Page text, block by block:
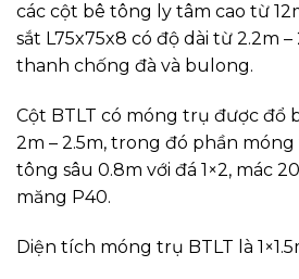
các cột bê tông ly tâm cao từ
sắt L75x75x8 có độ dài từ 2.2m
thanh chống đà và bulong.
Cột BTLT có móng trụ được đổ
2m – 2.5m, trong đó phần
tông sâu 0.8m với đá 1×2, mác
măng P40.
Diện tích móng trụ BTLT là